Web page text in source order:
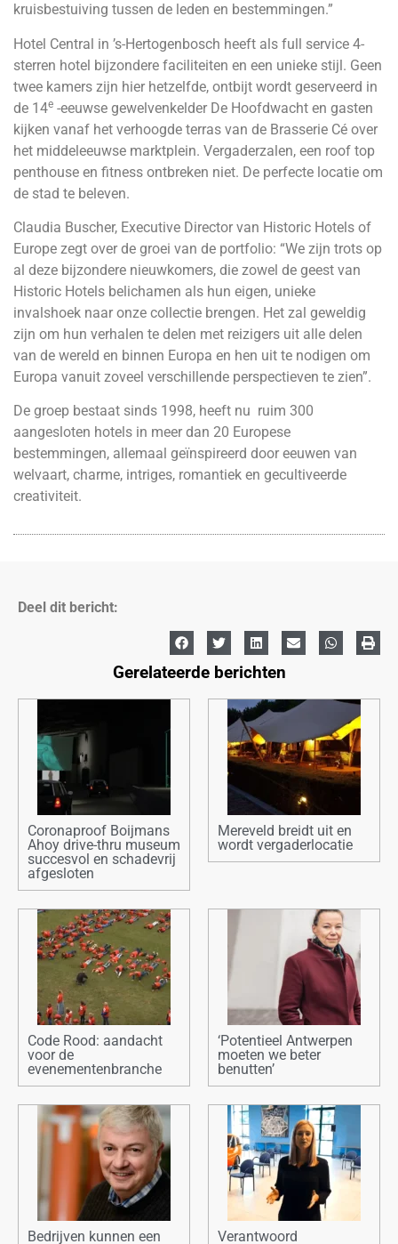
kruisbestuiving tussen de leden en bestemmingen.”
Hotel Central in ’s-Hertogenbosch heeft als full service 4-
sterren hotel bijzondere faciliteiten en een unieke stijl. Geen
twee kamers zijn hier hetzelfde, ontbijt wordt geserveerd in
de 14e -eeuwse gewelvenkelder De Hoofdwacht en gasten
kijken vanaf het verhoogde terras van de Brasserie Cé over
het middeleeuwse marktplein. Vergaderzalen, een roof top
penthouse en fitness ontbreken niet. De perfecte locatie om
de stad te beleven.
Claudia Buscher, Executive Director van Historic Hotels of
Europe zegt over de groei van de portfolio: “We zijn trots op
al deze bijzondere nieuwkomers, die zowel de geest van
Historic Hotels belichamen als hun eigen, unieke
invalshoek naar onze collectie brengen. Het zal geweldig
zijn om hun verhalen te delen met reizigers uit alle delen
van de wereld en binnen Europa en hen uit te nodigen om
Europa vanuit zoveel verschillende perspectieven te zien”.
De groep bestaat sinds 1998, heeft nu ruim 300
aangesloten hotels in meer dan 20 Europese
bestemmingen, allemaal geïnspireerd door eeuwen van
welvaart, charme, intriges, romantiek en gecultiveerde
creativiteit.
Deel dit bericht:
Gerelateerde berichten
Coronaproof Boijmans
Ahoy drive-thru museum
succesvol en schadevrij
afgesloten
Mereveld breidt uit en
wordt vergaderlocatie
Code Rood: aandacht
voor de
evenementenbranche
‘Potentieel Antwerpen
moeten we beter
benutten’
Bedrijven kunnen een
Verantwoord